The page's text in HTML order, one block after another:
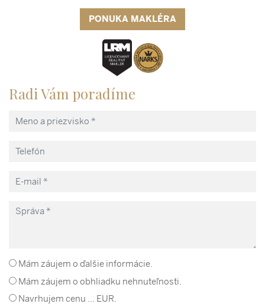
PONUKA MAKLÉRA
Radi Vám poradíme
Mám záujem o ďalšie informácie.
Mám záujem o obhliadku nehnuteľnosti.
Navrhujem cenu ... EUR.